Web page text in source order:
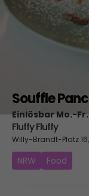
Souffle
Einlösbar Mo.-
Fluffy Fluffy
Willy-Brandt-Platz 16,
NRW Food